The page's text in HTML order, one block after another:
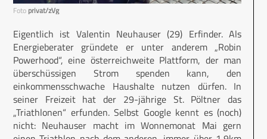
Foto privat/zVg
Eigentlich ist Valentin Neuhauser (29) Erfinder. Als
Energieberater gründete er unter anderem „Robin
Powerhood“, eine österreichweite Plattform, der man
überschüssigen Strom spenden kann, den
einkommensschwache Haushalte nutzen dürfen. In
seiner Freizeit hat der 29-jährige St. Pöltner das
„Triathlonen“ erfunden. Selbst Google kennt es (noch)
nicht: Neuhauser macht im Wonnemonat Mai gern